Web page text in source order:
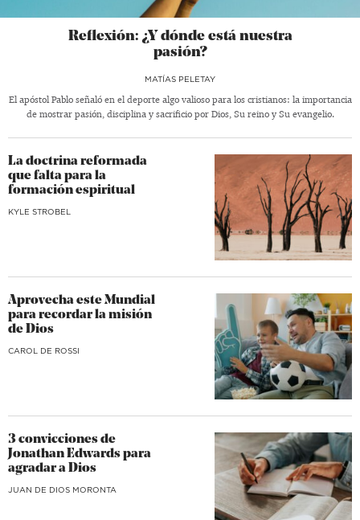
Reflexión: ¿Y dónde está nuestra
pasión?
MATÍAS PELETAY
El apóstol Pablo señaló en el deporte algo valioso para los cristianos: la importancia
de mostrar pasión, disciplina y sacrificio por Dios, Su reino y Su evangelio.
La doctrina reformada
que falta para la
formación espiritual
KYLE STROBEL
Aprovecha este Mundial
para recordar la misión
de Dios
CAROL DE ROSSI
3 convicciones de
Jonathan Edwards para
agradar a Dios
JUAN DE DIOS MORONTA